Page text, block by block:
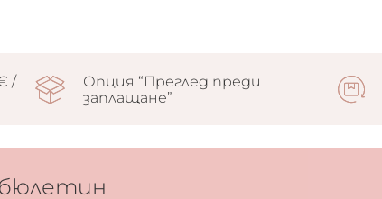
/
Опция “Преглед преди
заплащане”